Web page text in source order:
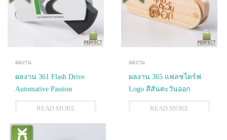
ผลงาน
ผลงาน 361 Flash Drive
Automative Passion
READ MORE
ผลงาน
ผลงาน 365 แฟลชไดร์ฟ
Logo สีสันตะวันออก
READ MORE